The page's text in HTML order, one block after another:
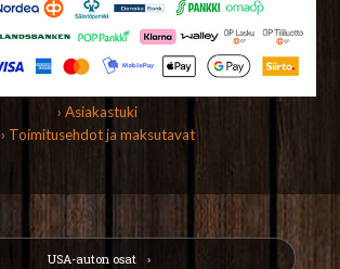
› Asiakastuki
› Toimitusehdot ja maksutavat
USA-auton osat